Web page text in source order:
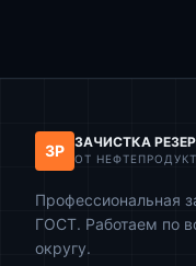
ЗР ЗАЧИСТКА
ОТ
Профессиональная
ГОСТ. Работаем по
округу.